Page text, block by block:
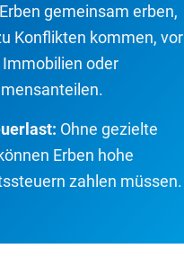
gemeinsam erben,
Konflikten kommen, vor
oder
Ohne gezielte
Erben hohe
zahlen müssen.